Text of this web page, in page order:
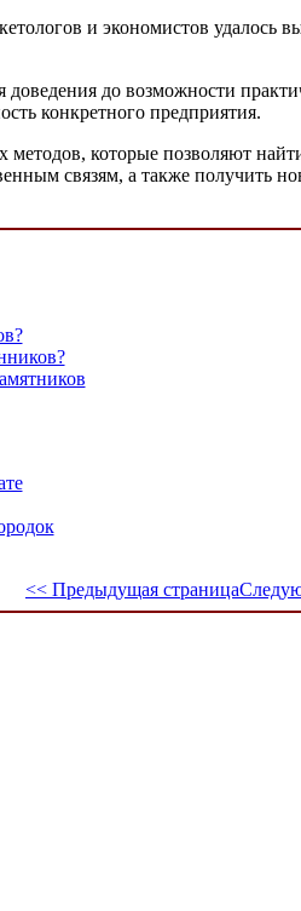
и экономистов удалось
до возможности
конкретного предприятия.
которые позволяют
связям, а также получить
<< Предыдущая страница